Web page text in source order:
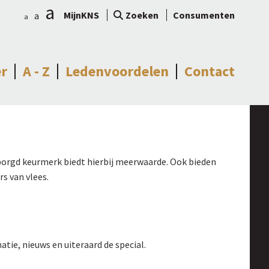
a a a MijnKNS Zoeken Consumenten
A - Z Ledenvoordelen Contact
keurmerk biedt hierbij meerwaarde. Ook bieden
van vlees.
nieuws en uiteraard de special.